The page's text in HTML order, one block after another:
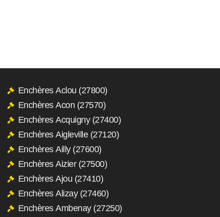
Enchères Aclou (27800)
Enchères Acon (27570)
Enchères Acquigny (27400)
Enchères Aigleville (27120)
Enchères Ailly (27600)
Enchères Aizier (27500)
Enchères Ajou (27410)
Enchères Alizay (27460)
Enchères Ambenay (27250)